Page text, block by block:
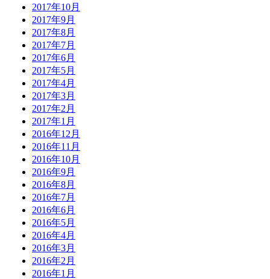
2017年10月
2017年9月
2017年8月
2017年7月
2017年6月
2017年5月
2017年4月
2017年3月
2017年2月
2017年1月
2016年12月
2016年11月
2016年10月
2016年9月
2016年8月
2016年7月
2016年6月
2016年5月
2016年4月
2016年3月
2016年2月
2016年1月